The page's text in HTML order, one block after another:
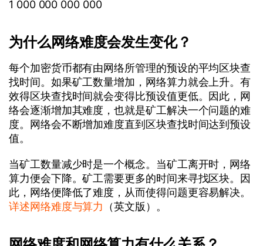
1 000 000 000 000
为什么网络难度会发生变化？
每个加密货币都有由网络所管理的预设的平均区块查
找时间。如果矿工数量增加，网络算力就会上升。有
效得区块查找时间就会变得比预设值更低。因此，网
络会逐渐增加其难度，也就是矿工解决一个问题的难
度。网络会不断增加难度直到区块查找时间达到预设
值。
当矿工数量减少时是一个概念。当矿工离开时，网络
算力便会下降。矿工需要更多的时间来寻找区块。因
此，网络便降低了难度，从而使得问题更容易解决。
详述网络难度与算力
（英文版）。